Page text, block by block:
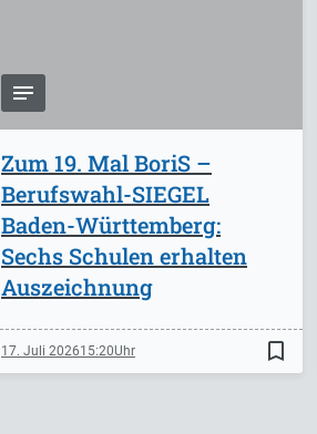
Zum 19. Mal BoriS –
Berufswahl-SIEGEL
Baden-Württemberg:
Sechs Schulen erhalten
Auszeichnung
17. Juli 202615:20 bookmark_border